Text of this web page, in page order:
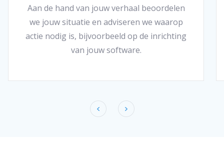
Aan de hand van jouw verhaal beoordelen
we jouw situatie en adviseren we waarop
actie nodig is, bijvoorbeeld op de inrichting
van jouw software.